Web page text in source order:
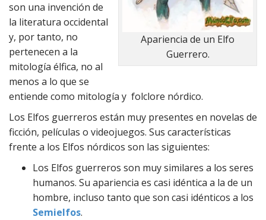
Apariencia de un Elfo
Guerrero.
son una invención de
la literatura occidental
y, por tanto, no
pertenecen a la
mitología élfica, no al
menos a lo que se
entiende como mitología y folclore nórdico.
Los Elfos guerreros están muy presentes en novelas de
ficción, películas o videojuegos. Sus características
frente a los Elfos nórdicos son las siguientes:
Los Elfos guerreros son muy similares a los seres
humanos. Su apariencia es casi idéntica a la de un
hombre, incluso tanto que son casi idénticos a los
Semielfos.